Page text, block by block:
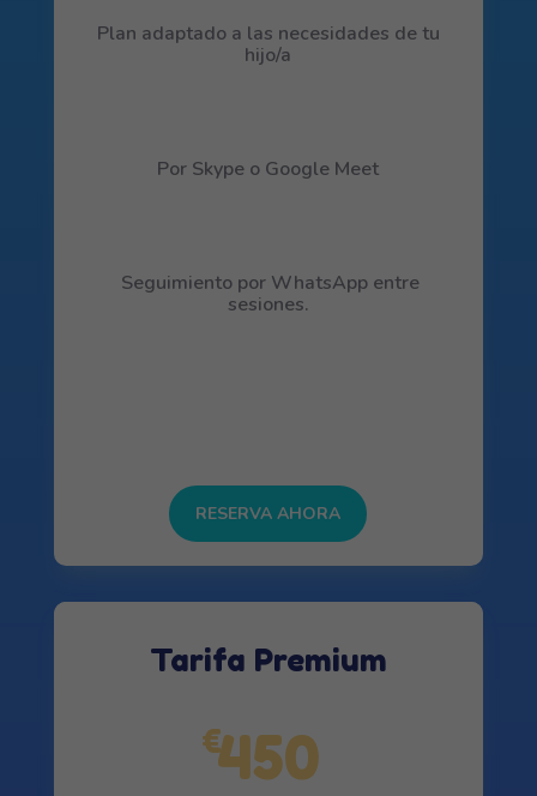
Plan adaptado a las necesidades de tu
hijo/a
Por Skype o Google Meet
Seguimiento por WhatsApp entre
sesiones.
RESERVA AHORA
Tarifa Premium
€450